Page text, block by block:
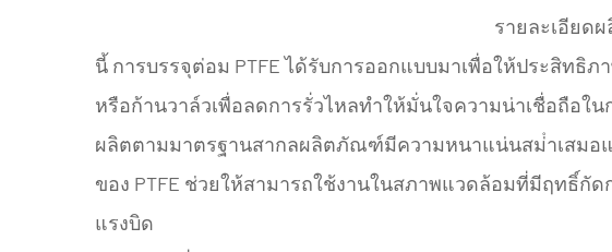
รายละเอียด
นี้ การบรรจุต่อม PTFEได้รับการออกแบบมาเพื่อให้ประสิทธิภ
หรือก้านวาล์วเพื่อลดการรั่วไหลทําให้มั่นใจความน่าเชื่อถือใ
ผลิตตามมาตรฐานสากลผลิตภัณฑ์มีความหนาแน่นสม่ําเสมอ
ของ PTFE ช่วยให้สามารถใช้งานในสภาพแวดล้อมที่มีฤทธิ์
แรงบิด